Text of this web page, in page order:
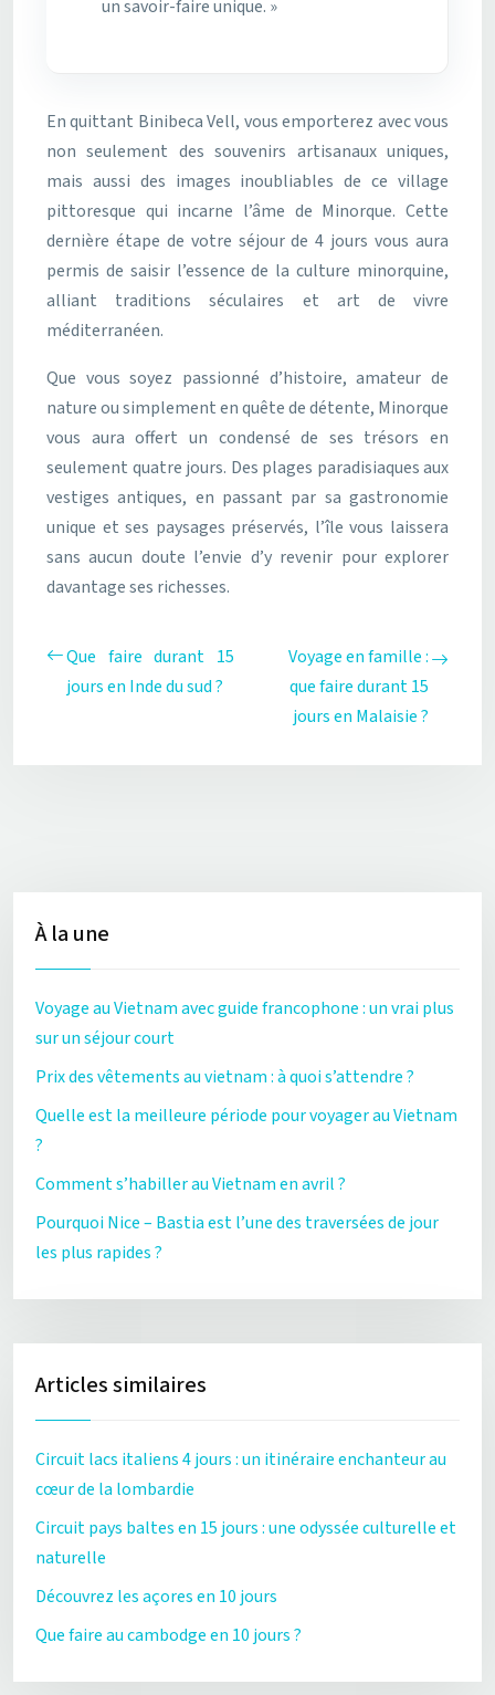
un savoir-faire unique. »
En quittant Binibeca Vell, vous emporterez avec vous
non seulement des souvenirs artisanaux uniques,
mais aussi des images inoubliables de ce village
pittoresque qui incarne l’âme de Minorque. Cette
dernière étape de votre séjour de 4 jours vous aura
permis de saisir l’essence de la culture minorquine,
alliant traditions séculaires et art de vivre
méditerranéen.
Que vous soyez passionné d’histoire, amateur de
nature ou simplement en quête de détente, Minorque
vous aura offert un condensé de ses trésors en
seulement quatre jours. Des plages paradisiaques aux
vestiges antiques, en passant par sa gastronomie
unique et ses paysages préservés, l’île vous laissera
sans aucun doute l’envie d’y revenir pour explorer
davantage ses richesses.
Que faire durant 15
jours en Inde du sud ?
Voyage en famille :
que faire durant 15
jours en Malaisie ?
À la une
Voyage au Vietnam avec guide francophone : un vrai plus
sur un séjour court
Prix des vêtements au vietnam : à quoi s’attendre ?
Quelle est la meilleure période pour voyager au Vietnam
?
Comment s’habiller au Vietnam en avril ?
Pourquoi Nice – Bastia est l’une des traversées de jour
les plus rapides ?
Articles similaires
Circuit lacs italiens 4 jours : un itinéraire enchanteur au
cœur de la lombardie
Circuit pays baltes en 15 jours : une odyssée culturelle et
naturelle
Découvrez les açores en 10 jours
Que faire au cambodge en 10 jours ?